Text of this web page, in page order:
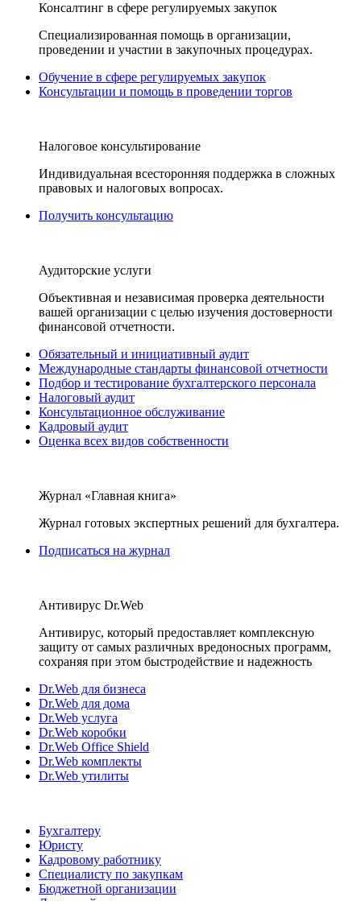
Консалтинг в сфере регулируемых закупок
Специализированная помощь в организации,
проведении и участии в закупочных процедурах.
Обучение в сфере регулируемых закупок
Консультации и помощь в проведении торгов
Налоговое консультирование
Индивидуальная всесторонняя поддержка в сложных
правовых и налоговых вопросах.
Получить консультацию
Аудиторские услуги
Объективная и независимая проверка деятельности
вашей организации с целью изучения достоверности
финансовой отчетности.
Обязательный и инициативный аудит
Международные стандарты финансовой отчетности
Подбор и тестирование бухгалтерского персонала
Налоговый аудит
Консультационное обслуживание
Кадровый аудит
Оценка всех видов собственности
Журнал «Главная книга»
Журнал готовых экспертных решений для бухгалтера.
Подписаться на журнал
Антивирус Dr.Web
Антивирус, который предоставляет комплексную
защиту от самых различных вредоносных программ,
сохраняя при этом быстродействие и надежность
Dr.Web для бизнеса
Dr.Web для дома
Dr.Web услуга
Dr.Web коробки
Dr.Web Office Shield
Dr.Web комплекты
Dr.Web утилиты
Бухгалтеру
Юристу
Кадровому работнику
Специалисту по закупкам
Бюджетной организации